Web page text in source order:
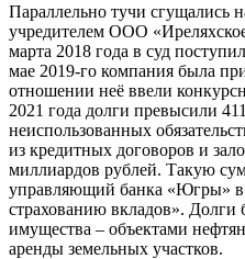
Параллельно тучи сгущались
учредителем ООО
марта 2018 года в суд
мае 2019-го компания была
отношении неё ввели
2021 года долги превысили
неиспользованных
из кредитных договоров и
миллиардов рублей. Такую
управляющий банка «Югры» в
страхованию вкладов». Долги
имущества – объектами
аренды земельных участков.